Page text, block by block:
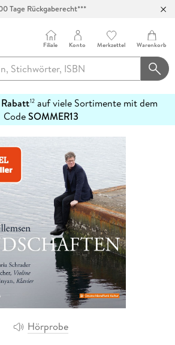
Tage Rückgaberecht***
Filiale Konto Merkzettel Warenkorb
Rabatt12auf viele Sortimente mit dem
CodeSOMMER13
Hörprobe